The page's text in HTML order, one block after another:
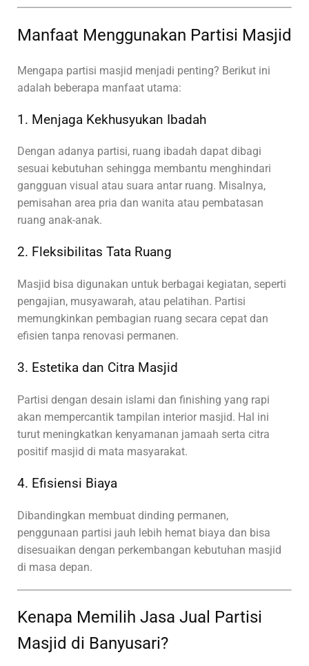
Manfaat Menggunakan Partisi Masjid
Mengapa partisi masjid menjadi penting? Berikut ini
adalah beberapa manfaat utama:
1. Menjaga Kekhusyukan Ibadah
Dengan adanya partisi, ruang ibadah dapat dibagi
sesuai kebutuhan sehingga membantu menghindari
gangguan visual atau suara antar ruang. Misalnya,
pemisahan area pria dan wanita atau pembatasan
ruang anak-anak.
2. Fleksibilitas Tata Ruang
Masjid bisa digunakan untuk berbagai kegiatan, seperti
pengajian, musyawarah, atau pelatihan. Partisi
memungkinkan pembagian ruang secara cepat dan
efisien tanpa renovasi permanen.
3. Estetika dan Citra Masjid
Partisi dengan desain islami dan finishing yang rapi
akan mempercantik tampilan interior masjid. Hal ini
turut meningkatkan kenyamanan jamaah serta citra
positif masjid di mata masyarakat.
4. Efisiensi Biaya
Dibandingkan membuat dinding permanen,
penggunaan partisi jauh lebih hemat biaya dan bisa
disesuaikan dengan perkembangan kebutuhan masjid
di masa depan.
Kenapa Memilih Jasa Jual Partisi
Masjid di Banyusari?